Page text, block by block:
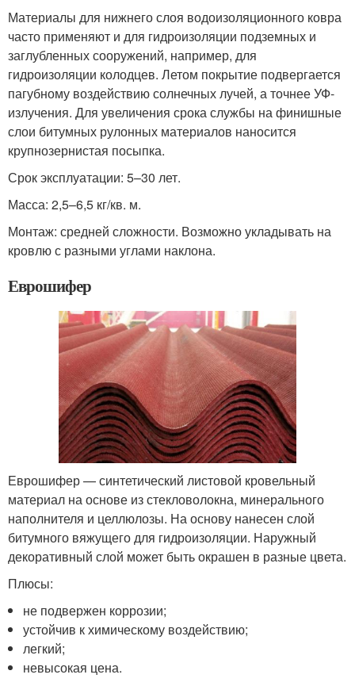
Материалы для нижнего слоя водоизоляционного ковра
часто применяют и для гидроизоляции подземных и
заглубленных сооружений, например, для
гидроизоляции колодцев. Летом покрытие подвергается
пагубному воздействию солнечных лучей, а точнее УФ-
излучения. Для увеличения срока службы на финишные
слои битумных рулонных материалов наносится
крупнозернистая посыпка.
Срок эксплуатации: 5–30 лет.
Масса: 2,5–6,5 кг/кв. м.
Монтаж: средней сложности. Возможно укладывать на
кровлю с разными углами наклона.
Еврошифер
Еврошифер — синтетический листовой кровельный
материал на основе из стекловолокна, минерального
наполнителя и целлюлозы. На основу нанесен слой
битумного вяжущего для гидроизоляции. Наружный
декоративный слой может быть окрашен в разные цвета.
Плюсы:
не подвержен коррозии;
устойчив к химическому воздействию;
легкий;
невысокая цена.